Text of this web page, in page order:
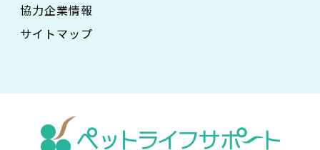
協力企業情報
サイトマップ